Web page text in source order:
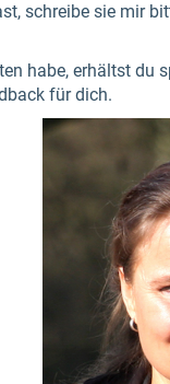
schreibe sie mir
habe, erhältst du
für dich.